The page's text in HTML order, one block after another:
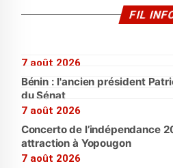
FIL
7 août 2026
Bénin : l'ancien président
du Sénat
7 août 2026
Concerto de l’indépendance
attraction à Yopougon
7 août 2026